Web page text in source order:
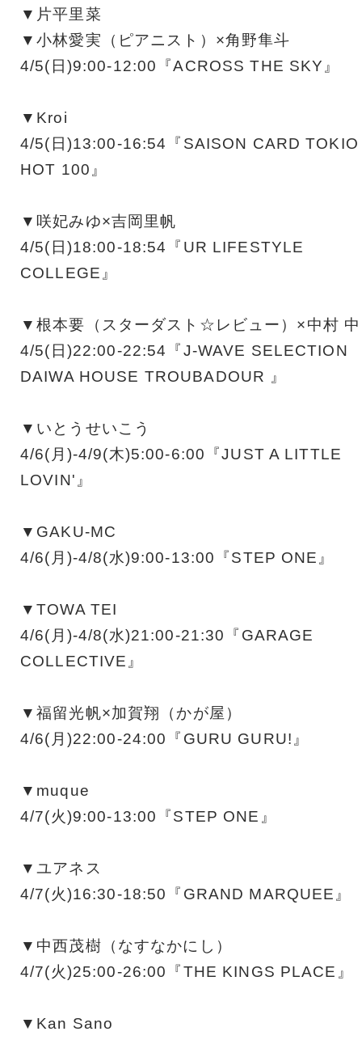
▼片平里菜
▼小林愛実（ピアニスト）×角野隼斗
4/5(日)9:00-12:00『ACROSS THE SKY』
▼Kroi
4/5(日)13:00-16:54『SAISON CARD TOKIO
HOT 100』
▼咲妃みゆ×吉岡里帆
4/5(日)18:00-18:54『UR LIFESTYLE
COLLEGE』
▼根本要（スターダスト☆レビュー）×中村 中
4/5(日)22:00-22:54『J-WAVE SELECTION
DAIWA HOUSE TROUBADOUR 』
▼いとうせいこう
4/6(月)-4/9(木)5:00-6:00『JUST A LITTLE
LOVIN'』
▼GAKU-MC
4/6(月)-4/8(水)9:00-13:00『STEP ONE』
▼TOWA TEI
4/6(月)-4/8(水)21:00-21:30『GARAGE
COLLECTIVE』
▼福留光帆×加賀翔（かが屋）
4/6(月)22:00-24:00『GURU GURU!』
▼muque
4/7(火)9:00-13:00『STEP ONE』
▼ユアネス
4/7(火)16:30-18:50『GRAND MARQUEE』
▼中西茂樹（なすなかにし）
4/7(火)25:00-26:00『THE KINGS PLACE』
▼Kan Sano